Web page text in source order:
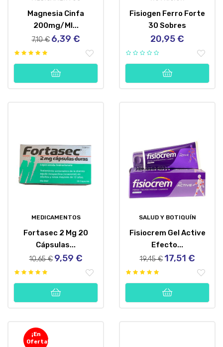
Magnesia Cinfa
200mg/ml...
Precio
7,10 € Precio
6,39 €
Fisiogen Ferro Forte
30 Sobres
Precio
20,95 €
MEDICAMENTOS
Fortasec 2 Mg 20
Cápsulas...
Precio
10,65 € Precio
9,59 €
SALUD Y BOTIQUÍN
Fisiocrem Gel Active
Efecto...
Precio
19,45 € Precio
17,51 €
¡En
Oferta!